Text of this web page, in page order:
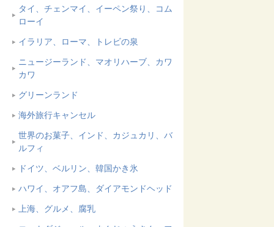
タイ、チェンマイ、イーペン祭り、コム
ローイ
イラリア、ローマ、トレビの泉
ニュージーランド、マオリハーブ、カワ
カワ
グリーンランド
海外旅行キャンセル
世界のお菓子、インド、カジュカリ、バ
ルフィ
ドイツ、ベルリン、韓国かき氷
ハワイ、オアフ島、ダイアモンドヘッド
上海、グルメ、腐乳